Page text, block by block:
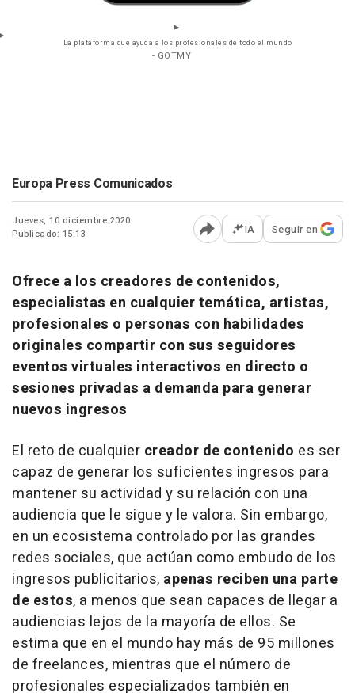
La plataforma que ayuda a los profesionales de todo el mundo
- GOTMY
Europa Press Comunicados
Jueves, 10 diciembre 2020
Publicado: 15:13
Abrir opciones para
IA Seguir en
Ofrece a los creadores de contenidos,
especialistas en cualquier temática, artistas,
profesionales o personas con habilidades
originales compartir con sus seguidores
eventos virtuales interactivos en directo o
sesiones privadas a demanda para generar
nuevos ingresos
El reto de cualquier creador de contenido es ser
capaz de generar los suficientes ingresos para
mantener su actividad y su relación con una
audiencia que le sigue y le valora. Sin embargo,
en un ecosistema controlado por las grandes
redes sociales, que actúan como embudo de los
ingresos publicitarios, apenas reciben una parte
de estos, a menos que sean capaces de llegar a
audiencias lejos de la mayoría de ellos. Se
estima que en el mundo hay más de 95 millones
de freelances, mientras que el número de
profesionales especializados también en